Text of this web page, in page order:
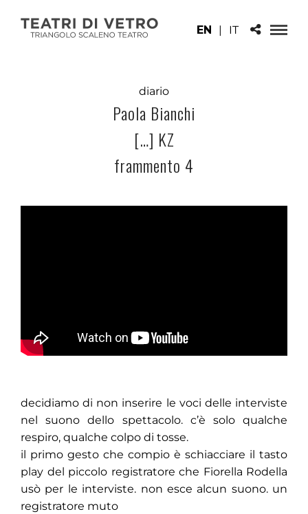
EN | IT
diario
Paola Bianchi
[…] KZ
frammento 4
decidiamo di non inserire le voci delle interviste
nel suono dello spettacolo. c’è solo qualche
respiro, qualche colpo di tosse.
il primo gesto che compio è schiacciare il tasto
play del piccolo registratore che Fiorella Rodella
usò per le interviste. non esce alcun suono. un
registratore muto